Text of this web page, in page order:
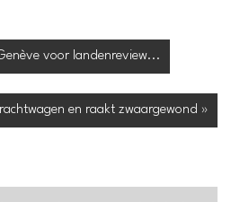
voor landenreview...
en raakt zwaargewond »